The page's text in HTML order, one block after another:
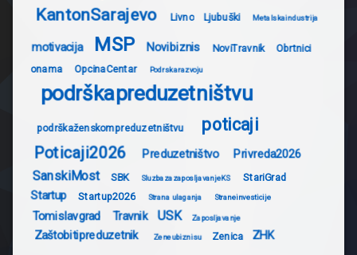
KantonSarajevo Livno Ljubuški Metalskaindustrija
motivacija MSP Novibiznis NoviTravnik
Obrtnici
onama
OpcinaCentar Podrskarazvoju
podrškapreduzetništvu
podrškaženskompreduzetništvu poticaji
Poticaji2026 Preduzetništvo Privreda2026
SanskiMost SBK SluzbazazaposljavanjeKS StariGrad
Startup Startup2026 Strana ulaganja Straneinvesticije
Tomislavgrad Travnik USK Zaposljavanje
Zaštobitipreduzetnik Zeneubiznisu Zenica ZHK